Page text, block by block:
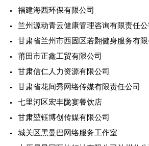
福建海西环保有限公司
兰州源动青云健康管理咨询有限责任
甘肃省兰州市西固区若翾健身服务有限
莆田市正鑫工贸有限公司
甘肃信仁人力资源有限公司
甘肃省花间秀网络传媒有限责任公司
七里河区宏丰陇宴餐饮店
甘肃堃钰博创传媒有限公司
城关区黑曼巴网络服务工作室